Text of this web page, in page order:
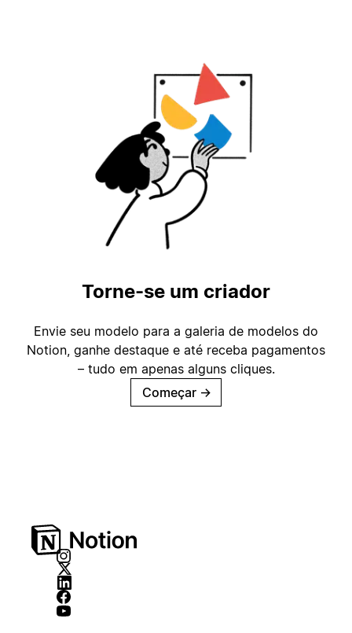
Torne-se um criador
Envie seu modelo para a galeria de modelos do
Notion, ganhe destaque e até receba pagamentos
– tudo em apenas alguns cliques.
Começar →